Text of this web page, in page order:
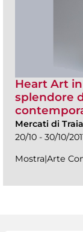
Heart Art in
splendore
Mercati di
20/10 - 30/10/
Mostra|Arte